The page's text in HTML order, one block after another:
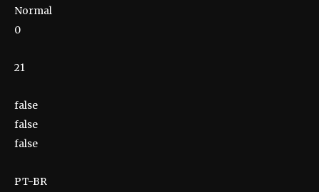
Normal
0
21
false
false
false
PT-BR